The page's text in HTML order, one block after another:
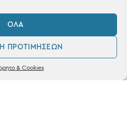
ΌΛΑ
ΠΡΟΤΙΜΉΣΕΩΝ
& Cookies
38221 Βόλος
Σαβ: 09:00 - 15:00
0